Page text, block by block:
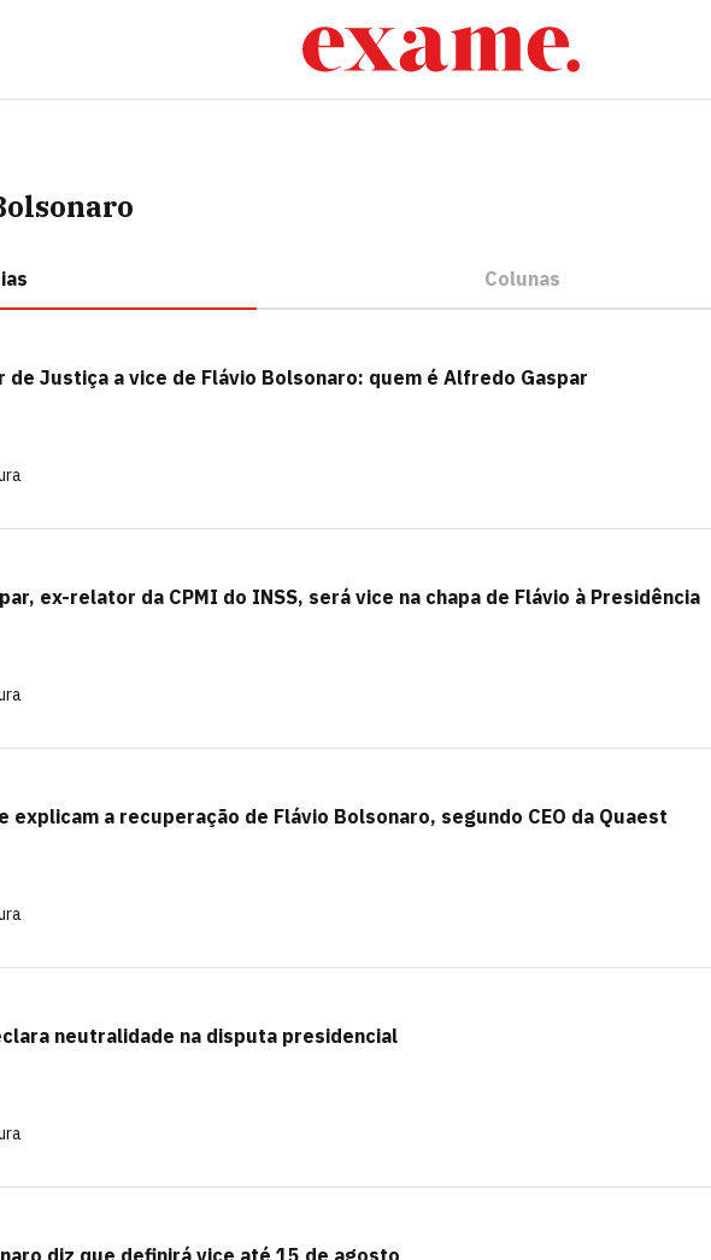
Colunas
de Justiça a vice de Flávio Bolsonaro: quem é Alfredo Gaspar
ex-relator da CPMI do INSS, será vice na chapa de Flávio à Presidência
explicam a recuperação de Flávio Bolsonaro, segundo CEO da Quaest
neutralidade na disputa presidencial
diz que definirá vice até 15 de agosto